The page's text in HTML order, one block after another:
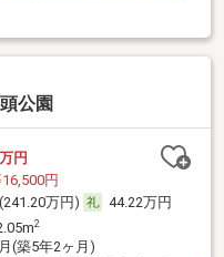
公園
万円
円
万円)
44.22万円
2
(築5年2ヶ月)